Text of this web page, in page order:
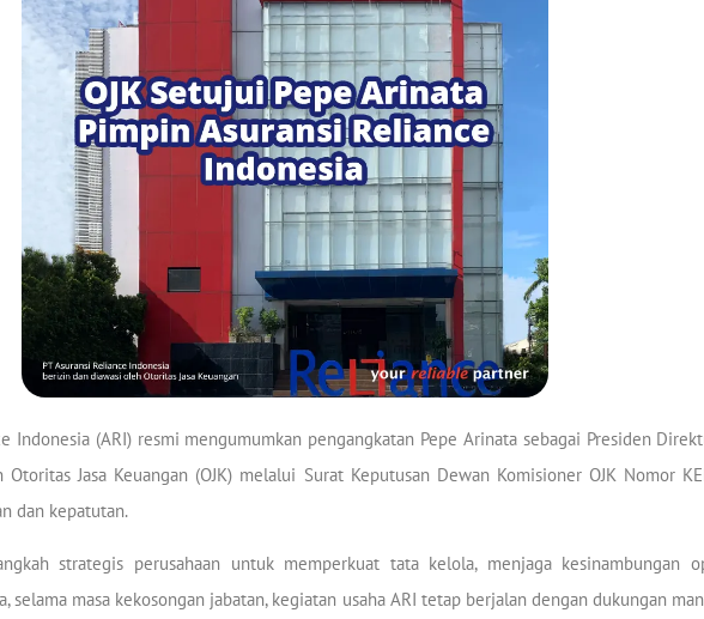
Indonesia (ARI) resmi mengumumkan pengangkatan Pepe Arinata sebagai Presiden
Jasa Keuangan (OJK) melalui Surat Keputusan Dewan Komisioner OJK Nomor
dan kepatutan.
strategis perusahaan untuk memperkuat tata kelola, menjaga kesinambungan
selama masa kekosongan jabatan, kegiatan usaha ARI tetap berjalan dengan dukungan